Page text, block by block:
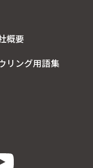
概要
リング用語集